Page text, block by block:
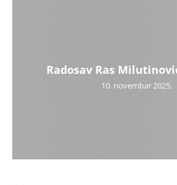
Radosav Ras
10. novembar 2025.